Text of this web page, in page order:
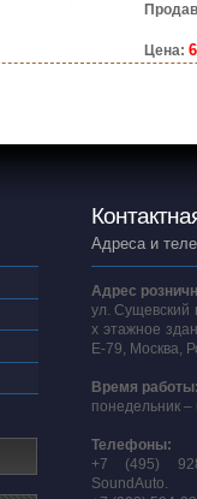
Цена:
Адреса и
Адрес
ул. Сущевский
х этажное
E-79, Москва,
Время
понедельник –
Телефоны:
+7 (495)
SoundAuto.